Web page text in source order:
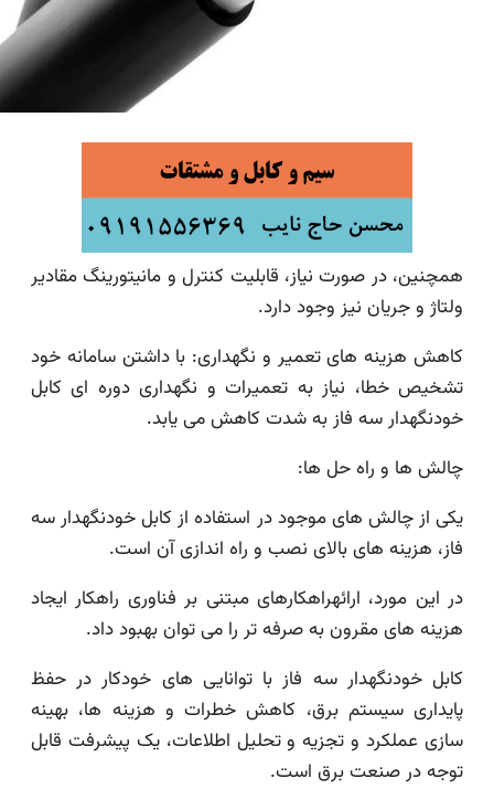
همچنین، در صورت نیاز، قابلیت کنترل و مانیتورینگ مقادیر
ولتاژ و جریان نیز وجود دارد.
کاهش هزینه های تعمیر و نگهداری: با داشتن سامانه خود
تشخیص خطا، نیاز به تعمیرات و نگهداری دوره ای کابل
خودنگهدار سه فاز به شدت کاهش می یابد.
چالش ها و راه حل ها:
یکی از چالش های موجود در استفاده از کابل خودنگهدار سه
فاز، هزینه های بالای نصب و راه اندازی آن است.
در این مورد، ارائهراهکارهای مبتنی بر فناوری راهکار ایجاد
هزینه های مقرون به صرفه تر را می توان بهبود داد.
کابل خودنگهدار سه فاز با توانایی های خودکار در حفظ
پایداری سیستم برق، کاهش خطرات و هزینه ها، بهینه
سازی عملکرد و تجزیه و تحلیل اطلاعات، یک پیشرفت قابل
توجه در صنعت برق است.